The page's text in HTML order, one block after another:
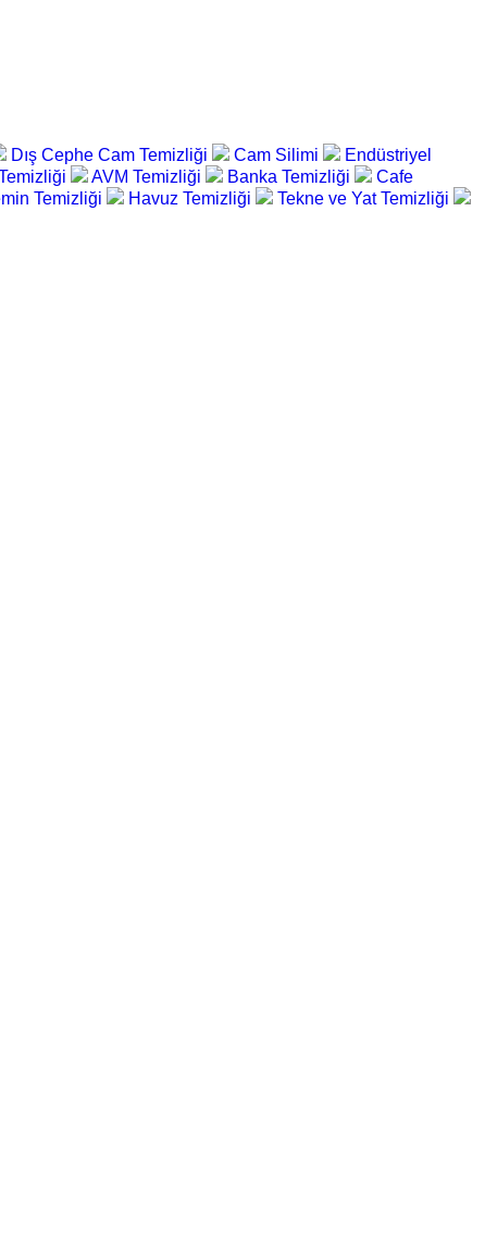
Dış Cephe Cam Temizliği Cam Silimi
Endüstriyel
AVM Temizliği Banka Temizliği
Cafe
Temizliği Havuz Temizliği
Tekne ve Yat Temizliği